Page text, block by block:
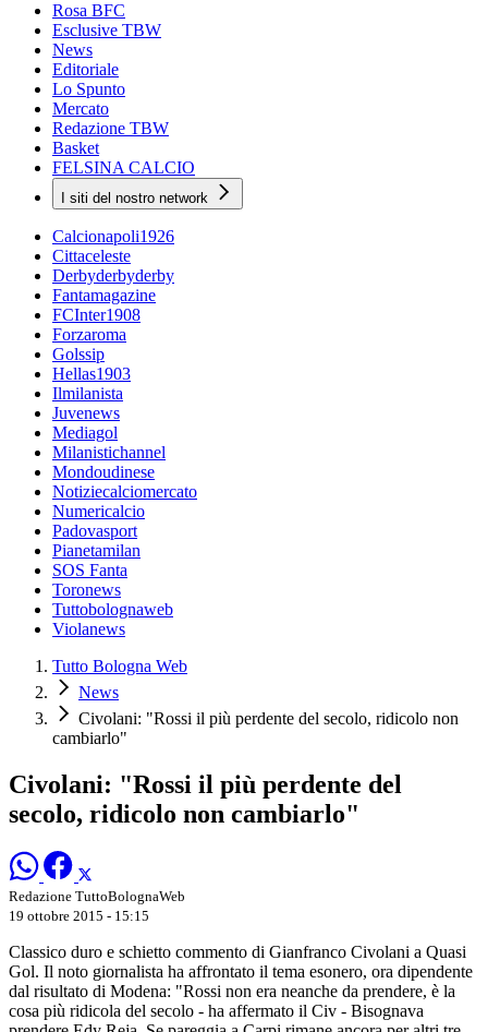
Rosa BFC
Esclusive TBW
News
Editoriale
Lo Spunto
Mercato
Redazione TBW
Basket
FELSINA CALCIO
I siti del nostro network
Calcionapoli1926
Cittaceleste
Derbyderbyderby
Fantamagazine
FCInter1908
Forzaroma
Golssip
Hellas1903
Ilmilanista
Juvenews
Mediagol
Milanistichannel
Mondoudinese
Notiziecalciomercato
Numericalcio
Padovasport
Pianetamilan
SOS Fanta
Toronews
Tuttobolognaweb
Violanews
Tutto Bologna Web
News
Civolani: "Rossi il più perdente del secolo, ridicolo non
cambiarlo"
Civolani: "Rossi il più perdente del
secolo, ridicolo non cambiarlo"
Redazione TuttoBolognaWeb
19 ottobre 2015 - 15:15
Classico duro e schietto commento di Gianfranco Civolani a Quasi
Gol. Il noto giornalista ha affrontato il tema esonero, ora dipendente
dal risultato di Modena: "Rossi non era neanche da prendere, è la
cosa più ridicola del secolo - ha affermato il Civ - Bisognava